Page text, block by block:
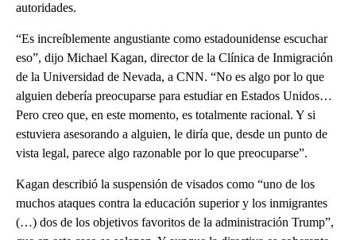
autoridades.
“Es increíblemente angustiante como estadounidense escuchar
eso”, dijo Michael Kagan, director de la Clínica de Inmigración
de la Universidad de Nevada, a CNN. “No es algo por lo que
alguien debería preocuparse para estudiar en Estados Unidos…
Pero creo que, en este momento, es totalmente racional. Y si
estuviera asesorando a alguien, le diría que, desde un punto de
vista legal, parece algo razonable por lo que preocuparse”.
Kagan describió la suspensión de visados como “uno de los
muchos ataques contra la educación superior y los inmigrantes
(…) dos de los objetivos favoritos de la administración Trump”,